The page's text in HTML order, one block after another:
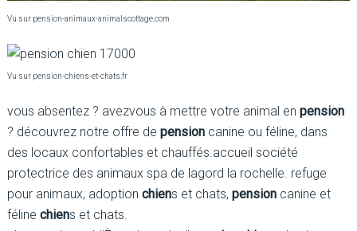
Vu sur pension-animaux-animalscottage.com
Vu sur pension-chiens-et-chats.fr
vous absentez ? avezvous à mettre votre animal en pension
? découvrez notre offre de pensioncanine ou féline, dans
des locaux confortables et chauffés.accueil société
protectrice des animaux spa de lagord la rochelle. refuge
pour animaux, adoption chiens et chats, pensioncanine et
féline chiens et chats.